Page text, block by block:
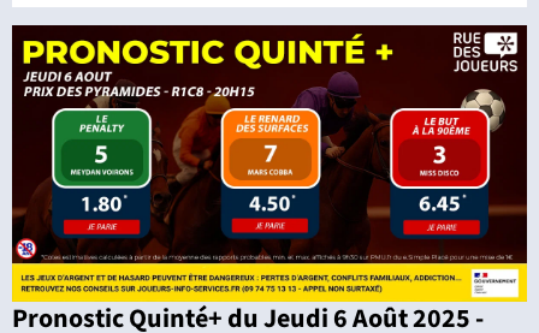
Pronostic Quinté+ du Jeudi 6 Août 2025 -